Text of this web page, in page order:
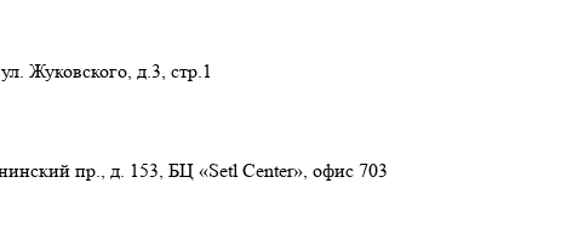
Жуковского, д.3, стр.1
пр., д. 153, БЦ «Setl Center», офис 703